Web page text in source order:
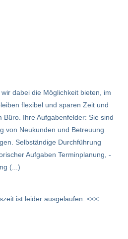
dabei die Möglichkeit bieten, im
flexibel und sparen Zeit und
Büro. Ihre Aufgabenfelder: Sie sind
von Neukunden und Betreuung
Selbständige Durchführung
Aufgaben Terminplanung, -
(...)
ist leider ausgelaufen. <<<